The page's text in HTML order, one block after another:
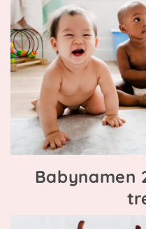
Babynamen